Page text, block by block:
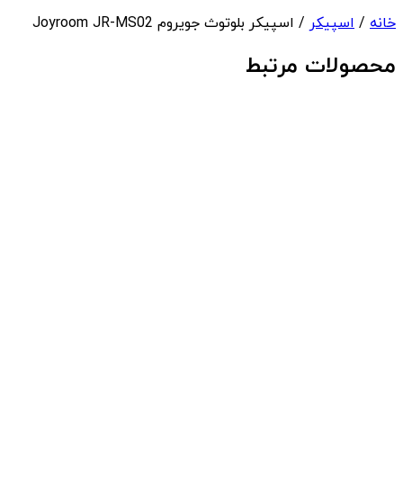
خانه / اسپیکر / اسپیکر بلوتوث جویروم Joyroom JR-MS02
محصولات مرتبط